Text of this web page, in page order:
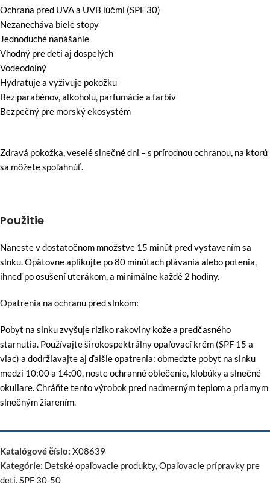
Ochrana pred UVA a UVB lúčmi (SPF 30)
Nezanecháva biele stopy
Jednoduché nanášanie
Vhodný pre deti aj dospelých
Vodeodolný
Hydratuje a vyživuje pokožku
Bez parabénov, alkoholu, parfumácie a farbív
Bezpečný pre morský ekosystém
Zdravá pokožka, veselé slnečné dni – s prírodnou ochranou, na ktorú
sa môžete spoľahnúť.
Použitie
Naneste v dostatočnom množstve 15 minút pred vystavením sa
slnku. Opätovne aplikujte po 80 minútach plávania alebo potenia,
ihneď po osušení uterákom, a minimálne každé 2 hodiny.
Opatrenia na ochranu pred slnkom:
Pobyt na slnku zvyšuje riziko rakoviny kože a predčasného
starnutia. Používajte širokospektrálny opaľovací krém (SPF 15 a
viac) a dodržiavajte aj ďalšie opatrenia: obmedzte pobyt na slnku
medzi 10:00 a 14:00, noste ochranné oblečenie, klobúky a slnečné
okuliare. Chráňte tento výrobok pred nadmerným teplom a priamym
slnečným žiarením.
Katalógové číslo: X08639
Kategórie: Detské opaľovacie produkty,Opaľovacie prípravky pre
deti,SPF 30-50